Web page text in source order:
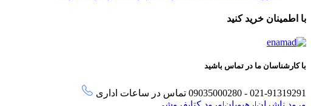
با اطمینان خرید کنید
با کارشناسان ما در تماس باشید
021-91319291 - 09035000280 تماس در ساعات اداری